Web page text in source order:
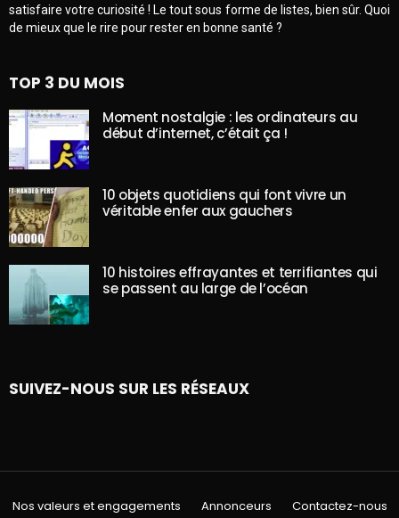
satisfaire votre curiosité ! Le tout sous forme de listes, bien sûr. Quoi
de mieux que le rire pour rester en bonne santé ?
TOP 3 DU MOIS
Moment nostalgie : les ordinateurs au
début d’internet, c’était ça !
10 objets quotidiens qui font vivre un
véritable enfer aux gauchers
10 histoires effrayantes et terrifiantes qui
se passent au large de l’océan
SUIVEZ-NOUS SUR LES RÉSEAUX
Nos valeurs et engagements Annonceurs
Contactez-nous